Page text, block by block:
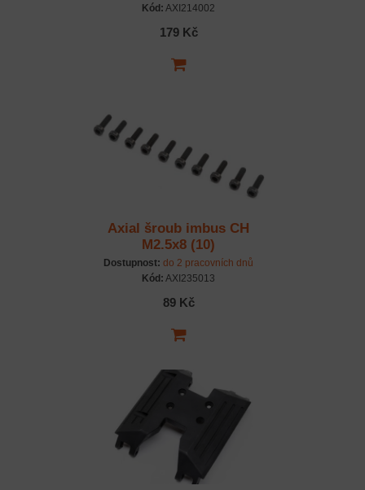
Kód: AXI214002
179 Kč
Axial šroub imbus CH
M2.5x8 (10)
Dostupnost: do 2 pracovních dnů
Kód: AXI235013
89 Kč